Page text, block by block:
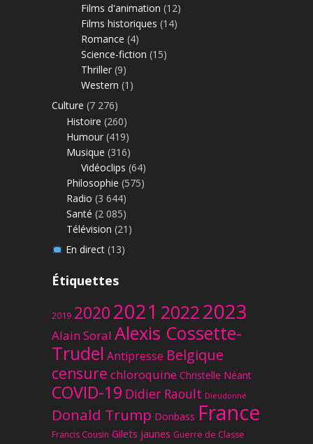
Films d'animation (12)
Films historiques (14)
Romance (4)
Science-fiction (15)
Thriller (9)
Western (1)
Culture (7 276)
Histoire (260)
Humour (419)
Musique (316)
Vidéoclips (64)
Philosophie (575)
Radio (3 644)
Santé (2 085)
Télévision (21)
En direct(13)
Étiquettes
2019 20202021 20222023
Alain Soral Alexis Cossette-
Trudel Antipresse Belgique
censure chloroquine Christelle Néant
COVID-19 Didier Raoult Dieudonné
Donald Trump Donbass France
Francis Cousin Gilets jaunes Guerre de Classe